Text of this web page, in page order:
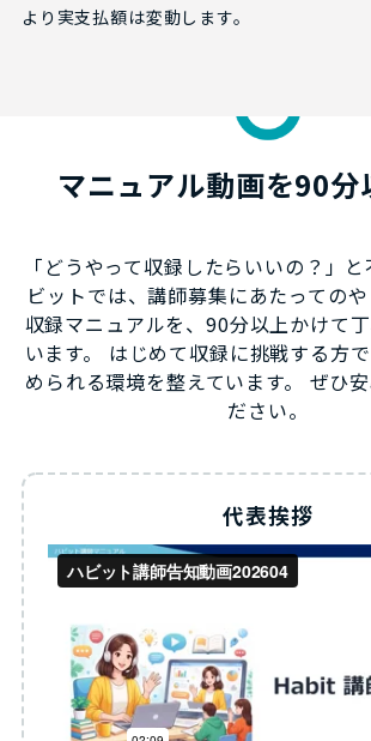
より実支払額は変動します。
マニュアル動画を90分
「どうやって収録したらいいの？」
ビットでは、講師募集にあたってのや
収録マニュアルを、90分以上かけて
います。 はじめて収録に挑戦する方
められる環境を整えています。 ぜひ
ださい。
代表挨拶